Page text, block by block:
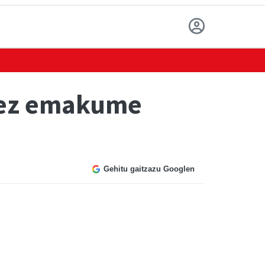
emakume
Gehitu gaitzazu Googlen